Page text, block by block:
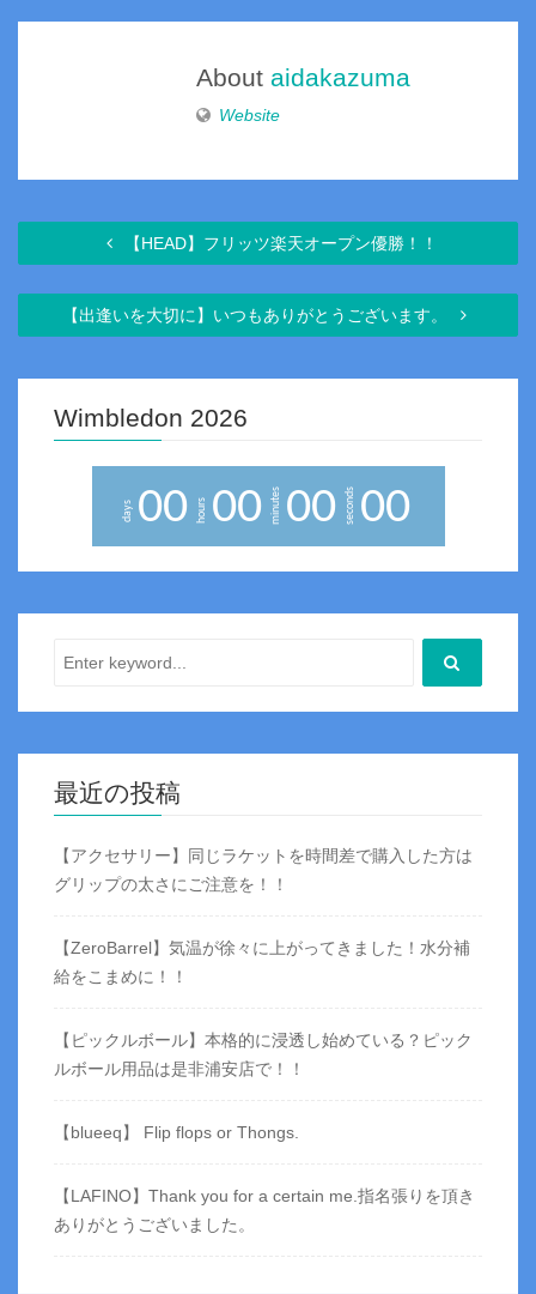
About aidakazuma
Website
【HEAD】フリッツ楽天オープン優勝！！
【出逢いを大切に】いつもありがとうございます。
Wimbledon 2026
days 00 hours 00 minutes 00 seconds 00
最近の投稿
【アクセサリー】同じラケットを時間差で購入した方は
グリップの太さにご注意を！！
【ZeroBarrel】気温が徐々に上がってきました！水分補
給をこまめに！！
【ピックルボール】本格的に浸透し始めている？ピック
ルボール用品は是非浦安店で！！
【blueeq】 Flip flops or Thongs.
【LAFINO】Thank you for a certain me.指名張りを頂き
ありがとうございました。